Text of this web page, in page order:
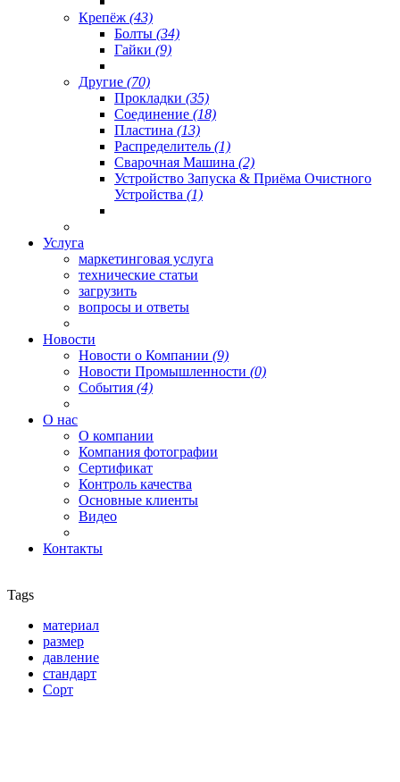
Крепёж (43)
Болты (34)
Гайки (9)
Другие (70)
Прокладки (35)
Соединение (18)
Пластина (13)
Распределитель (1)
Сварочная Машина (2)
Устройство Запуска & Приёма Очистного
Устройства (1)
Услуга
маркетинговая услуга
технические статьи
загрузить
вопросы и ответы
Новости
Новости о Компании (9)
Новости Промышленности (0)
События (4)
О нас
О компании
Компания фотографии
Сертификат
Контроль качества
Основные клиенты
Видео
Контакты
Tags
материал
размер
давление
стандарт
Сорт